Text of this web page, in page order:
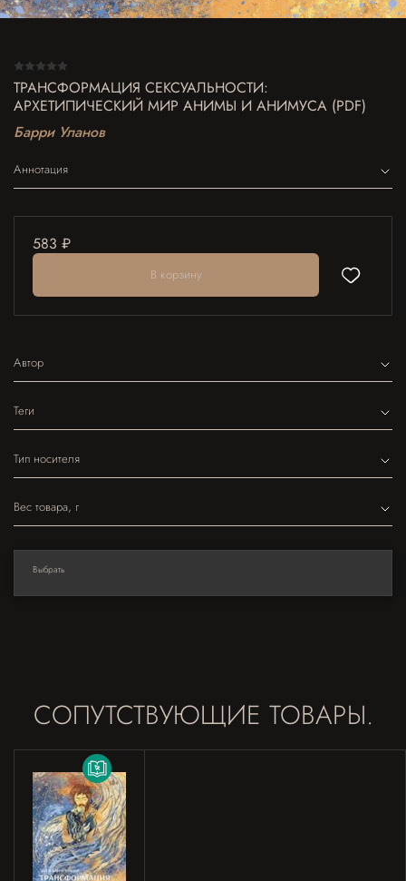
ТРАНСФОРМАЦИЯ СЕКСУАЛЬНОСТИ:
АРХЕТИПИЧЕСКИЙ МИР АНИМЫ И АНИМУСА (PDF)
Барри Уланов
Аннотация
583 ₽
В корзину
Автор
Теги
Тип носителя
Вес товара, г
Выбрать
СОПУТСТВУЮЩИЕ ТОВАРЫ.